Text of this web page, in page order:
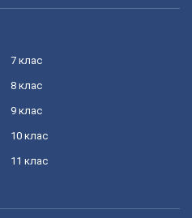
7 клас
8 клас
9 клас
10 клас
11 клас